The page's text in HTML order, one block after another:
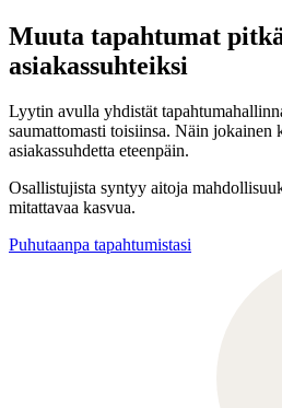
Muuta tapahtumat
asiakassuhteiksi
Lyytin avulla yhdistät
saumattomasti toisiinsa. Näin jokainen
asiakassuhdetta eteenpäin.
Osallistujista syntyy aitoja
mitattavaa kasvua.
Puhutaanpa tapahtumistasi